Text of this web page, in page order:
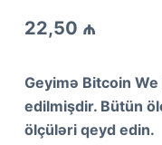
22,50 ₼
Geyimə Bitcoin We
edilmişdir. Bütün
ölçüləri qeyd edin.